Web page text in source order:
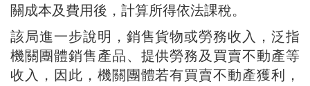
關成本及費用後，計算所得依法課稅。
該局進一步說明，銷售貨物或勞務收入，泛指
機關團體銷售產品、提供勞務及買賣不動產等
收入，因此，機關團體若有買賣不動產獲利，